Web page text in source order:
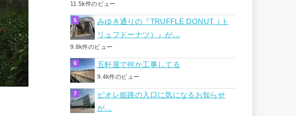
11.5k件のビュー
みゆき通りの『TRUFFLE DONUT（ト
リュフドーナツ）』が…
9.8k件のビュー
五軒屋で何か工事してる
9.4k件のビュー
ピオレ姫路の入口に気になるお知らせ
が…